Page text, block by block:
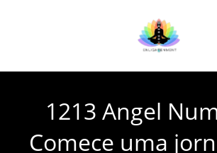
1213 Angel
Comece uma